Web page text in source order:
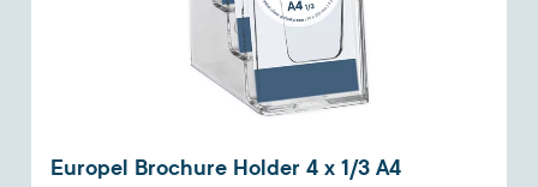
Europel Brochure Holder 4 x 1/3 A4